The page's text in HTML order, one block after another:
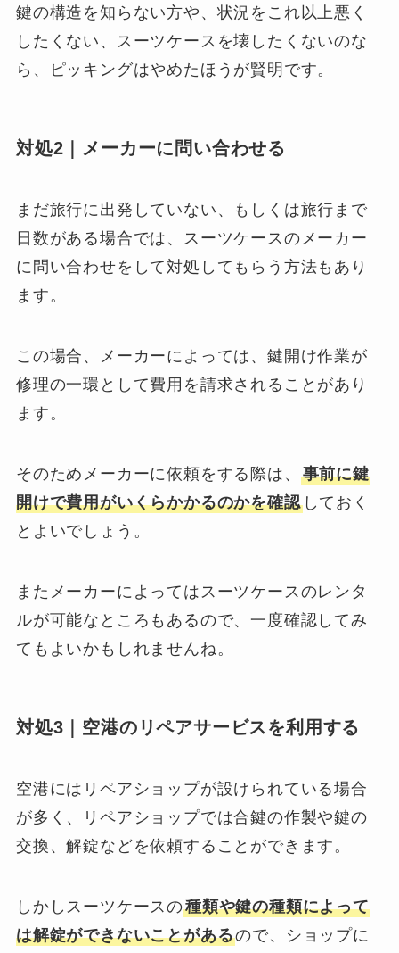
鍵の構造を知らない方や、状況をこれ以上悪く
したくない、スーツケースを壊したくないのな
ら、ピッキングはやめたほうが賢明です。
対処2｜メーカーに問い合わせる
まだ旅行に出発していない、もしくは旅行まで
日数がある場合では、スーツケースのメーカー
に問い合わせをして対処してもらう方法もあり
ます。
この場合、メーカーによっては、鍵開け作業が
修理の一環として費用を請求されることがあり
ます。
そのためメーカーに依頼をする際は、 事前に鍵
開けで費用がいくらかかるのかを確認しておく
とよいでしょう。
またメーカーによってはスーツケースのレンタ
ルが可能なところもあるので、一度確認してみ
てもよいかもしれませんね。
対処3｜空港のリペアサービスを利用する
空港にはリペアショップが設けられている場合
が多く、リペアショップでは合鍵の作製や鍵の
交換、解錠などを依頼することができます。
しかしスーツケースの種類や鍵の種類によって
は解錠ができないことがあるので、ショップに